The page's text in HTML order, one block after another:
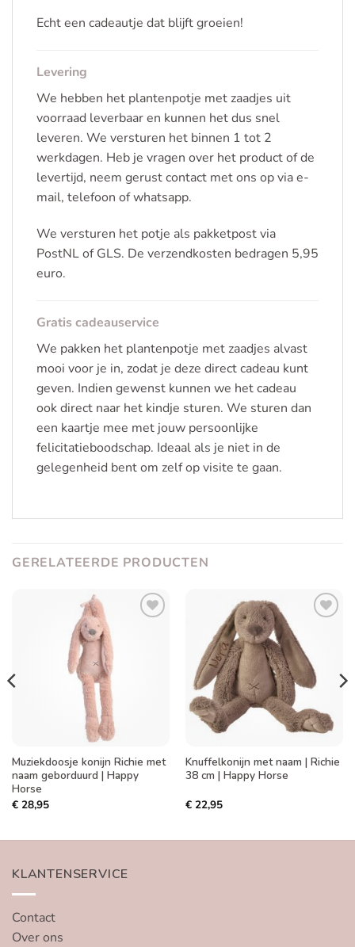
Echt een cadeautje dat blijft groeien!
Levering
We hebben het plantenpotje met zaadjes uit
voorraad leverbaar en kunnen het dus snel
leveren. We versturen het binnen 1 tot 2
werkdagen. Heb je vragen over het product of de
levertijd, neem gerust contact met ons op via e-
mail, telefoon of whatsapp.
We versturen het potje als pakketpost via
PostNL of GLS. De verzendkosten bedragen 5,95
euro.
Gratis cadeauservice
We pakken het plantenpotje met zaadjes alvast
mooi voor je in, zodat je deze direct cadeau kunt
geven. Indien gewenst kunnen we het cadeau
ook direct naar het kindje sturen. We sturen dan
een kaartje mee met jouw persoonlijke
felicitatieboodschap. Ideaal als je niet in de
gelegenheid bent om zelf op visite te gaan.
GERELATEERDE PRODUCTEN
Muziekdoosje konijn Richie met
naam geborduurd | Happy
Horse
€28,95
Toevoegen
verlanglijst
Knuffelkonijn met naam | Richie
38 cm | Happy Horse
€22,95
KLANTENSERVICE
Contact
Over ons